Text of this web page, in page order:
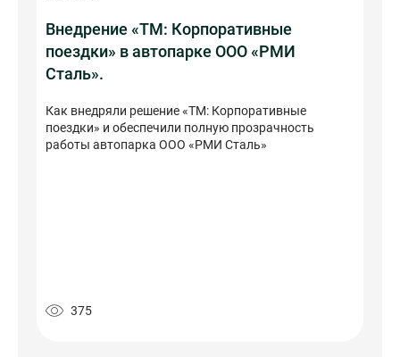
Внедрение «ТМ: Корпоративные
поездки» в автопарке ООО «РМИ
Сталь».
Как внедряли решение «ТМ: Корпоративные
поездки» и обеспечили полную прозрачность
работы автопарка ООО «РМИ Сталь»
375